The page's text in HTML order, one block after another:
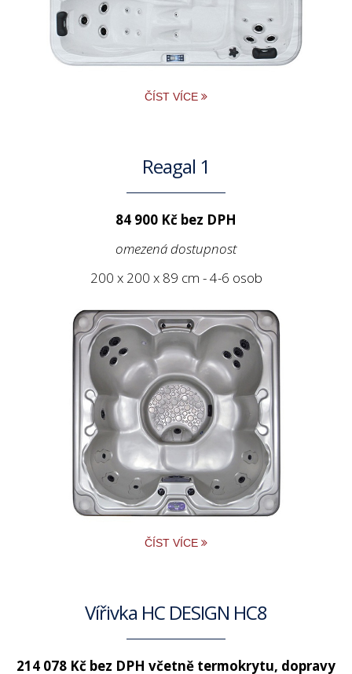
ČÍST VÍCE
Reagal 1
84 900 Kč bez DPH
omezená dostupnost
200 x 200 x 89 cm - 4-6 osob
ČÍST VÍCE
Vířivka HC DESIGN HC8
214 078 Kč bez DPH včetně termokrytu, dopravy